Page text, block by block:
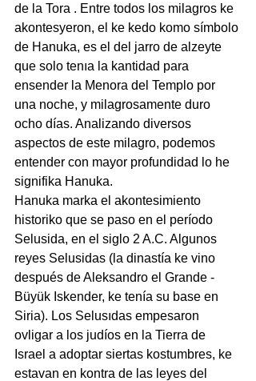
de la Tora . Entre todos los milagros ke
akontesyeron, el ke kedo komo símbolo
de Hanuka, es el del jarro de alzeyte
que solo tenıa la kantidad para
ensender la Menora del Templo por
una noche, y milagrosamente duro
ocho días. Analizando diversos
aspectos de este milagro, podemos
entender con mayor profundidad lo he
signifika Hanuka.
Hanuka marka el akontesimiento
historiko que se paso en el período
Selusida, en el siglo 2 A.C. Algunos
reyes Selusidas (la dinastía ke vino
después de Aleksandro el Grande -
Büyük Iskender, ke tenía su base en
Siria). Los Selusıdas empesaron
ovligar a los judíos en la Tierra de
Israel a adoptar siertas kostumbres, ke
estavan en kontra de las leyes del